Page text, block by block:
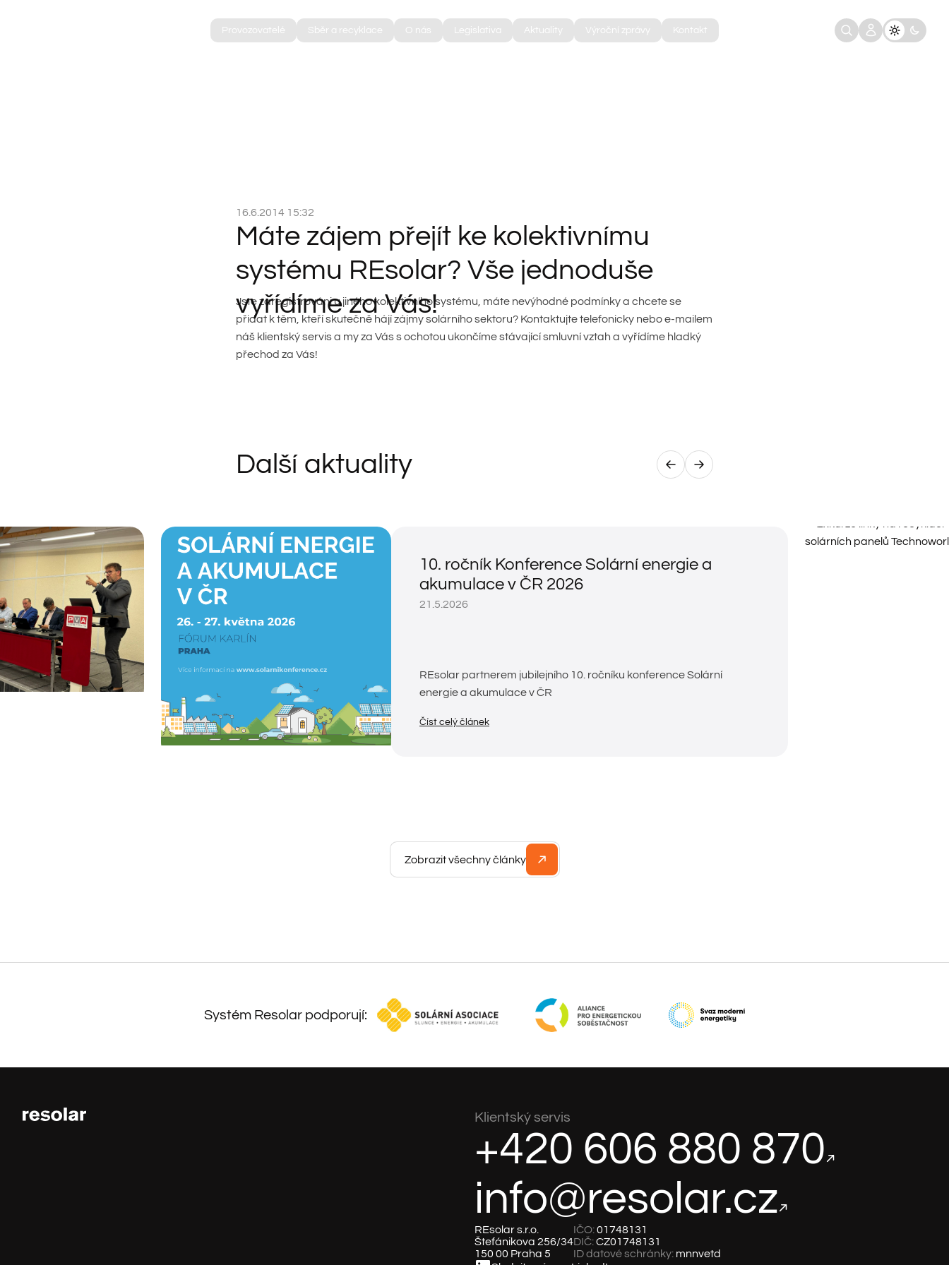
Provozovatelé Sběr a recyklace O nás Legislativa Aktuality Výroční zprávy Kontakt
16.6.2014 15:32
Máte zájem přejít ke kolektivnímu
systému REsolar? Vše jednoduše
vyřídíme za Vás!
Jste zaregistrováni u jiného kolektivního systému, máte nevýhodné podmínky a chcete se
přidat k těm, kteří skutečně hájí zájmy solárního sektoru? Kontaktujte telefonicky nebo e-mailem
náš klientský servis a my za Vás s ochotou ukončíme stávající smluvní vztah a vyřídíme hladký
přechod za Vás!
Další aktuality
10. ročník Konference Solární energie a
akumulace v ČR 2026
21.5.2026
REsolar partnerem jubilejního 10. ročníku konference Solární
energie a akumulace v ČR
Číst celý článek
Zobrazit všechny články
Systém Resolar podporují:
Klientský servis
+420 606 880 870
info@resolar.cz
REsolar s.r.o.
Štefánikova 256/34
150 00 Praha 5
IČO:01748131
DIČ:CZ01748131
ID datové schránky: mnnvetd